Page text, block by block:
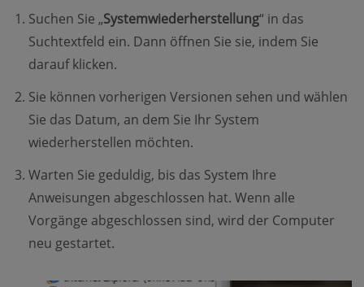
Suchen Sie „Systemwiederherstellung“ in das
Suchtextfeld ein. Dann öffnen Sie sie, indem Sie
darauf klicken.
Sie können vorherigen Versionen sehen und wählen
Sie das Datum, an dem Sie Ihr System
wiederherstellen möchten.
Warten Sie geduldig, bis das System Ihre
Anweisungen abgeschlossen hat. Wenn alle
Vorgänge abgeschlossen sind, wird der Computer
neu gestartet.